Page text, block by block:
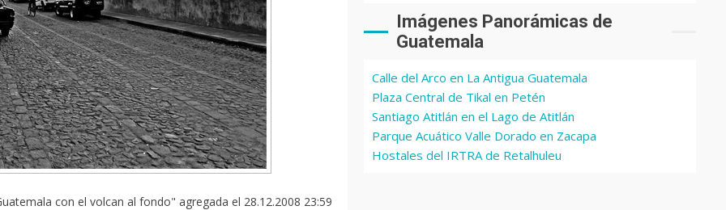
con el volcan al fondo" agregada el 28.12.2008 23:59
Imágenes Panorámicas de
Guatemala
Calle del Arco en La Antigua Guatemala
Plaza Central de Tikal en Petén
Santiago Atitlán en el Lago de Atitlán
Parque Acuático Valle Dorado en Zacapa
Hostales del IRTRA de Retalhuleu